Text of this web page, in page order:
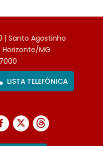
| Santo Agostinho
Horizonte/MG
LISTA TELEFÔNICA